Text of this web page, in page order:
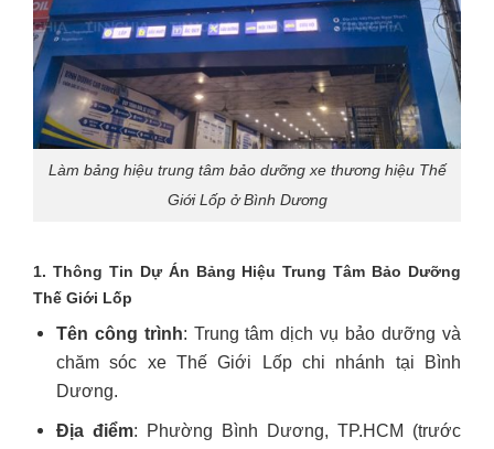
Làm bảng hiệu trung tâm bảo dưỡng xe thương hiệu Thế
Giới Lốp ở Bình Dương
1. Thông Tin Dự Án Bảng Hiệu Trung Tâm Bảo Dưỡng
Thế Giới Lốp
Tên công trình: Trung tâm dịch vụ bảo dưỡng và
chăm sóc xe Thế Giới Lốp chi nhánh tại Bình
Dương.
Địa điểm: Phường Bình Dương, TP.HCM (trước